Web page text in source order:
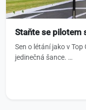
Staňte se pilotem
Sen o létání jako v
jedinečná šance. …